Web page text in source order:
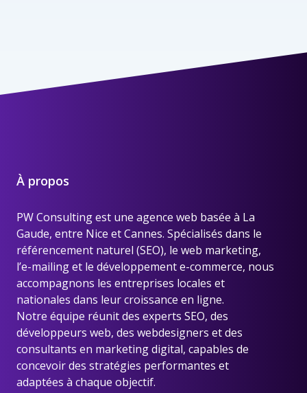
À propos
PW Consulting est une agence web basée à La
Gaude, entre Nice et Cannes. Spécialisés dans le
référencement naturel (SEO), le web marketing,
l’e-mailing et le développement e-commerce, nous
accompagnons les entreprises locales et
nationales dans leur croissance en ligne.
Notre équipe réunit des experts SEO, des
développeurs web, des webdesigners et des
consultants en marketing digital, capables de
concevoir des stratégies performantes et
adaptées à chaque objectif.